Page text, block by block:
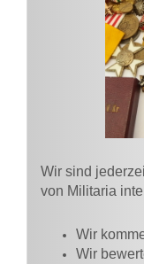
Wir sind
von Militaria
Wir
Wir